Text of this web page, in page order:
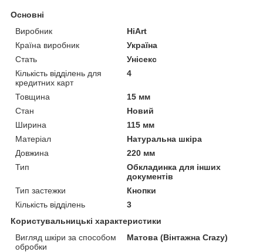
Основні
Виробник
HiArt
Країна виробник
Україна
Стать
Унісекс
Кількість відділень для
кредитних карт
4
Товщина
15 мм
Стан
Новий
Ширина
115 мм
Матеріал
Натуральна шкіра
Довжина
220 мм
Тип
Обкладинка для інших
документів
Тип застежки
Кнопки
Кількість відділень
3
Користувальницькі характеристики
Вигляд шкіри за способом
обробки
Матова (Вінтажна Crazy)